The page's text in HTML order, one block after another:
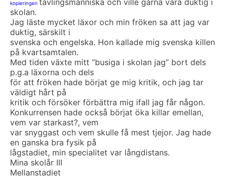
kopieringen
skolan.
Jag läste mycket läxor och min fröken sa att jag var
duktig, särskilt i
svenska och engelska. Hon kallade mig svenska killen
på kvartsamtalen.
Med tiden växte mitt ”busiga i skolan jag” bort dels
p.g.a läxorna och dels
för att fröken hade börjat ge mig kritik, och jag tar
väldigt hårt på
kritik och försöker förbättra mig ifall jag får någon.
Konkurrensen hade också börjat öka killar emellan,
vem var starkast?, vem
var snyggast och vem skulle få mest tjejor. Jag hade
en ganska bra fysik på
lågstadiet, min specialitet var långdistans.
Mina skolår III
Mellanstadiet